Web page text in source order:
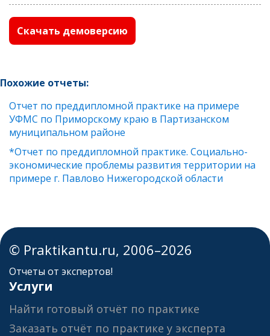
Скачать демоверсию
Похожие отчеты:
Отчет по преддипломной практике на примере
УФМС по Приморскому краю в Партизанском
муниципальном районе
*Отчет по преддипломной практике. Социально-
экономические проблемы развития территории на
примере г. Павлово Нижегородской области
© Praktikantu.ru, 2006–2026
Отчеты от экспертов!
Услуги
Найти готовый отчёт по практике
Заказать отчёт по практике у эксперта